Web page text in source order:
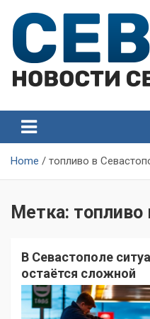
content
Севастополя
Севастополя
Home топливо в
Метка: топливо
В Севастополе
остаётся сложной